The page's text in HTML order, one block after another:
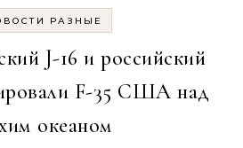
РАЗНЫЕ
J-16 и российский
F-35 США над
океаном